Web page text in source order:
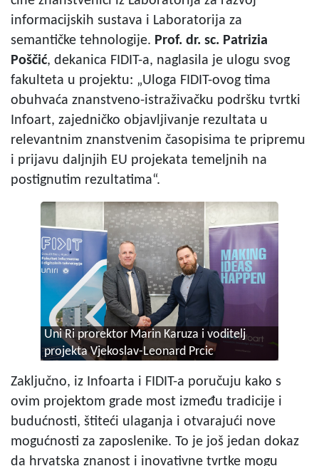
informacijskih sustava i Laboratorija za
semantičke tehnologije. Prof. dr. sc. Patrizia
Poščić, dekanica FIDIT-a, naglasila je ulogu svog
fakulteta u projektu: „Uloga FIDIT-ovog tima
obuhvaća znanstveno-istraživačku podršku tvrtki
Infoart, zajedničko objavljivanje rezultata u
relevantnim znanstvenim časopisima te pripremu
i prijavu daljnjih EU projekata temeljnih na
postignutim rezultatima“.
Uni Ri prorektor Marin Karuza i voditelj
projekta Vjekoslav-Leonard Prcic
Zaključno, iz Infoarta i FIDIT-a poručuju kako s
ovim projektom grade most između tradicije i
budućnosti, štiteći ulaganja i otvarajući nove
mogućnosti za zaposlenike. To je još jedan dokaz
da hrvatska znanost i inovativne tvrtke mogu